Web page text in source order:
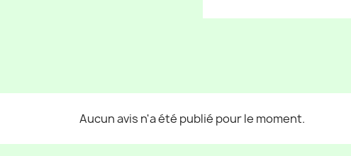
Aucun avis n'a été publié pour le moment.